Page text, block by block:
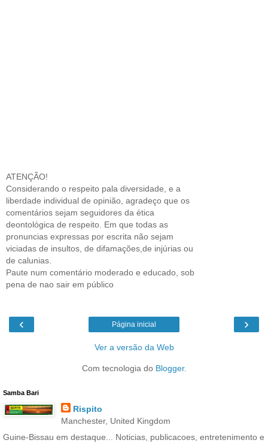
ATENÇÃO!
Considerando o respeito pala diversidade, e a
liberdade individual de opinião, agradeço que os
comentários sejam seguidores da ética
deontológica de respeito. Em que todas as
pronuncias expressas por escrita não sejam
viciadas de insultos, de difamações,de injúrias ou
de calunias.
Paute num comentário moderado e educado, sob
pena de nao sair em público
‹ ›
Página inicial
Ver a versão da Web
Com tecnologia do Blogger.
Samba Bari
Rispito
Manchester, United Kingdom
Guine-Bissau em destaque... Noticias, publicacoes, entretenimento e